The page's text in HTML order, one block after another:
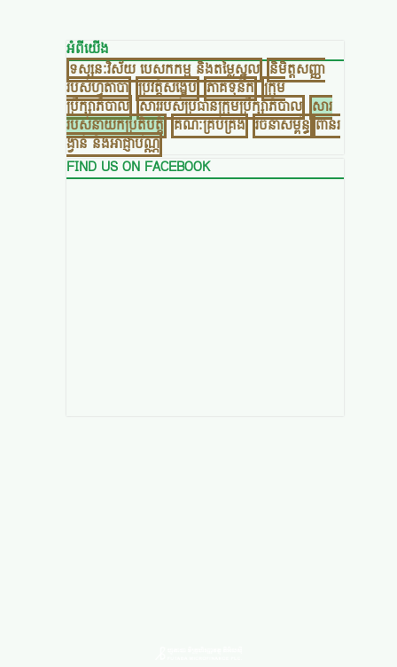
អំពីយើង
ទស្សនៈវិស័យ បេសកកម្ម​ និងតម្លៃស្នូល និមិត្តសញ្ញា
របស់ហ្វូតាបា ប្រវត្តិសង្ខេប ភាគទុនិក ក្រុម
ប្រឹក្សាភិបាល សាររបស់ប្រធានក្រុមប្រឹក្សាភិបាល សារ
របស់នាយកប្រតិបត្តិ គណៈគ្រប់គ្រង រចនាសម្ព័ន្ធ​ ពានរ
ង្វាន់ និងអាជ្ញាប័ណ្ណ
FIND US ON FACEBOOK